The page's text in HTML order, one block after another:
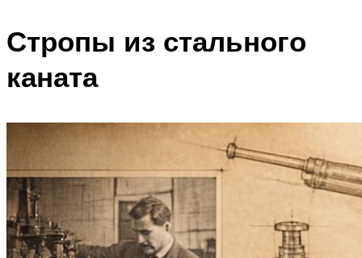
Стропы из стального
каната